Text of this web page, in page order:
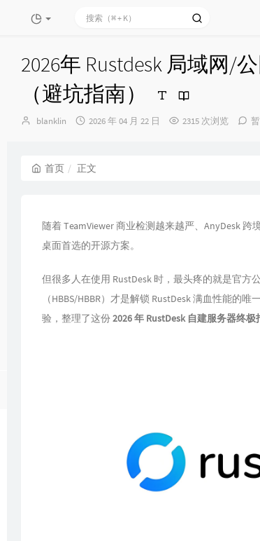
2026年 Rustdesk 局域网/
（避坑指南）
博
blanklin
发
2026 年 04 月 22 日 2315 次浏览
首页 正文
随着 TeamViewer 商业检测越来越严、AnyDesk 跨
桌面首选的开源方案。
但很多人在使用 RustDesk 时，最头疼的就是官
（HBBS/HBBR）才是解锁 RustDesk 满血性能的
验，整理了这份2026 年 RustDesk 自建服务器终极